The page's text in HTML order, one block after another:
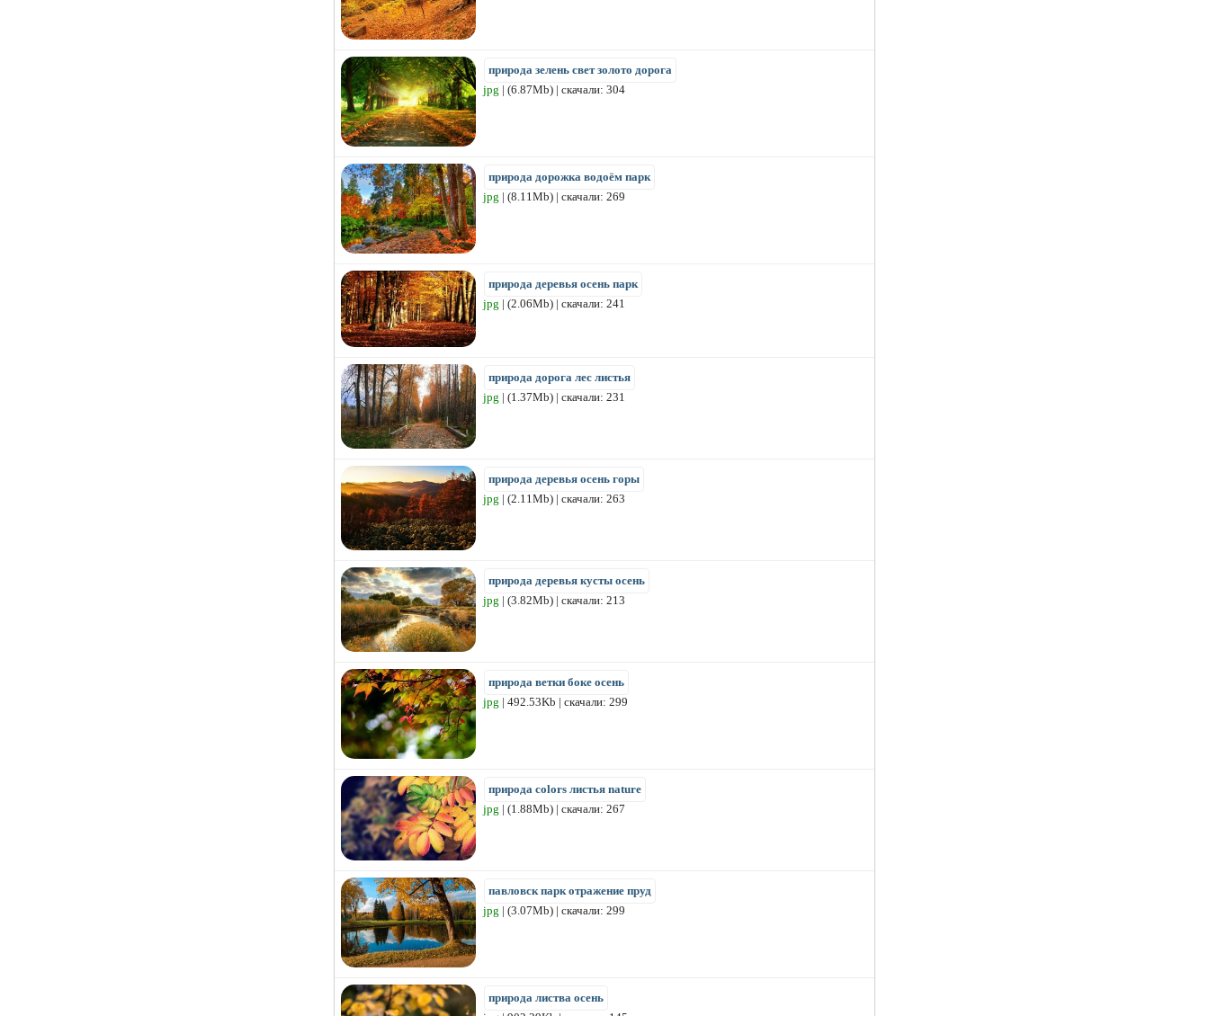
природа зелень свет золото дорога
jpg | (6.87Mb) | скачали: 304
природа дорожка водоём парк
jpg | (8.11Mb) | скачали: 269
природа деревья осень парк
jpg | (2.06Mb) | скачали: 241
природа дорога лес листья
jpg | (1.37Mb) | скачали: 231
природа деревья осень горы
jpg | (2.11Mb) | скачали: 263
природа деревья кусты осень
jpg | (3.82Mb) | скачали: 213
природа ветки боке осень
jpg | 492.53Kb | скачали: 299
природа colors листья nature
jpg | (1.88Mb) | скачали: 267
павловск парк отражение пруд
jpg | (3.07Mb) | скачали: 299
природа листва осень